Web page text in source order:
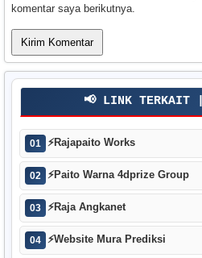
komentar saya berikutnya.
📢 LINK TERKAIT
01 ⚡Rajapaito Works
02 ⚡Paito Warna 4dprize Group
03 ⚡Raja Angkanet
04 ⚡Website Mura Prediksi